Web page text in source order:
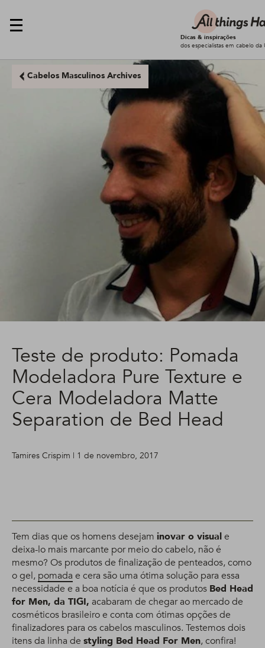
Dicas & inspirações
dos especialistas em cabelo da
Cabelos Masculinos Archives
Teste de produto: Pomada
Modeladora Pure Texture e
Cera Modeladora Matte
Separation de Bed Head
Tamires Crispim | 1 de novembro, 2017
Tem dias que os homens desejam inovar o visuale
deixa-lo mais marcante por meio do cabelo, não é
mesmo? Os produtos de finalização de penteados, como
o gel, pomada e cera são uma ótima solução para essa
necessidade e a boa notícia é que os produtos Bed Head
for Men, da TIGI, acabaram de chegar ao mercado de
cosméticos brasileiro e conta com ótimas opções de
finalizadores para os cabelos masculinos. Testemos dois
itens da linha de styling Bed Head For Men, confira!